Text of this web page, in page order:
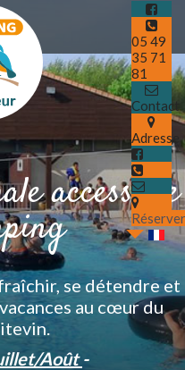
05 49
35 71
81
Contact
Adresse
accessible
se détendre et
au cœur du
.
Août-